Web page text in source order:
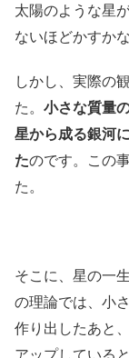
太陽のような星
ないほどかすか
しかし、実際の
た。 小さな質量
星から成る銀河
たのです。この
た。
そこに、星の一
の理論では、小
作り出したあと